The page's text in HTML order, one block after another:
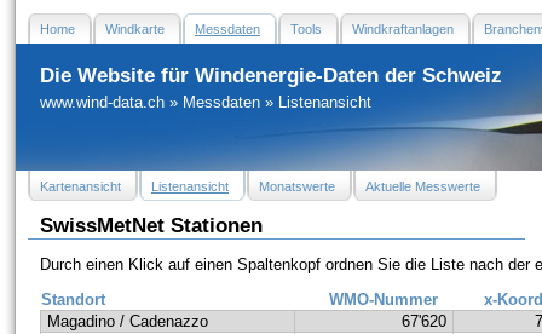
Home Windkarte Messdaten Tools Windkraftanlagen
Die Website für Windenergie-Daten der Schweiz
www.wind-data.ch » Messdaten » Listenansicht
Kartenansicht Listenansicht Monatswerte Aktuelle Messwerte
SwissMetNet Stationen
Durch einen Klick auf einen Spaltenkopf ordnen Sie die Liste nach der
Standort
WMO-Nummer
x-
Magadino / Cadenazzo
67'620